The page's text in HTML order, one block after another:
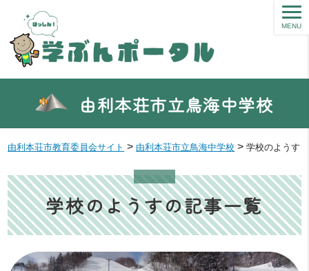
由利本荘市立鳥海中学校
MENU
由利本荘市教育委員会サイト > 由利本荘市立鳥海中学校 >学校のようす
学校のようすの記事一覧